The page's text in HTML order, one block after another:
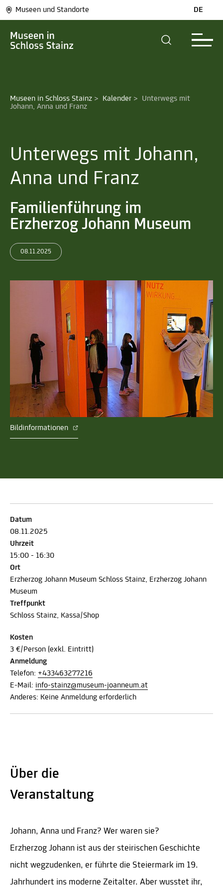
Museen und Standorte DE
Museen in Schloss Stainz > Kalender > Unterwegs mit
Johann, Anna und Franz
Unterwegs mit Johann,
Anna und Franz
Familienführung im
Erzherzog Johann Museum
08.11.2025
Bildinformationen
Datum
08.11.2025
Uhrzeit
15:00 - 16:30
Ort
Erzherzog Johann Museum Schloss Stainz, Erzherzog Johann
Museum
Treffpunkt
Schloss Stainz, Kassa/Shop
Kosten
3 €/Person (exkl. Eintritt)
Anmeldung
Telefon: +433463277216
E-Mail: info-stainz@museum-joanneum.at
Anderes: Keine Anmeldung erforderlich
Über die
Veranstaltung
Johann, Anna und Franz? Wer waren sie?
Erzherzog Johann ist aus der steirischen Geschichte
nicht wegzudenken, er führte die Steiermark im 19.
Jahrhundert ins moderne Zeitalter. Aber wusstet ihr,